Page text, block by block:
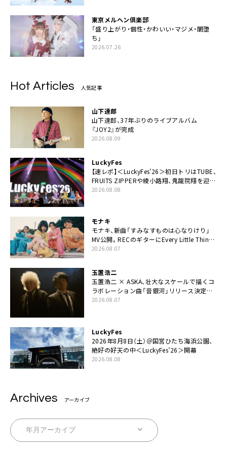
東京メルヘン倶楽部
「盛り上がり・個性・かわいい・マジメ・闇堕
ち」
2026.07.26
Hot Articles 人気記事
山下達郎
山下達郎、37年ぶりのライブアルバム
『JOY2』が完成
2026.08.09
LuckyFes
【速レポ】＜LuckyFes’26＞初日トリはTUBE、
FRUITS ZIPPERや綾小路翔、鬼龍院翔を迎え
た豪華コラボも「知ってたらぜひ一緒に歌っ
2026.08.08
モナキ
モナキ、新曲「すみなすものは心なりけり」
MV公開。RECのギターにEvery Little Thing・
伊藤一朗参加も
2026.08.07
玉置浩二
玉置浩二 × ASKA、壮大なスケールで描くコ
ラボレーション曲「音銀河」リリース決定。
カップリングには新曲「命の宿り」収録も
2026.08.07
LuckyFes
2026年8月8日（土）＠国営ひたち海浜公園、
絶好の好天の中＜LuckyFes’26＞開幕
2026.08.08
Archives アーカイブ